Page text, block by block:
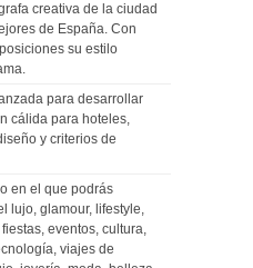
creativa de la ciudad
de España. Con
su estilo
para desarrollar
cálida para hoteles,
y criterios de
en el que podrás
lujo, glamour, lifestyle,
eventos, cultura,
viajes de